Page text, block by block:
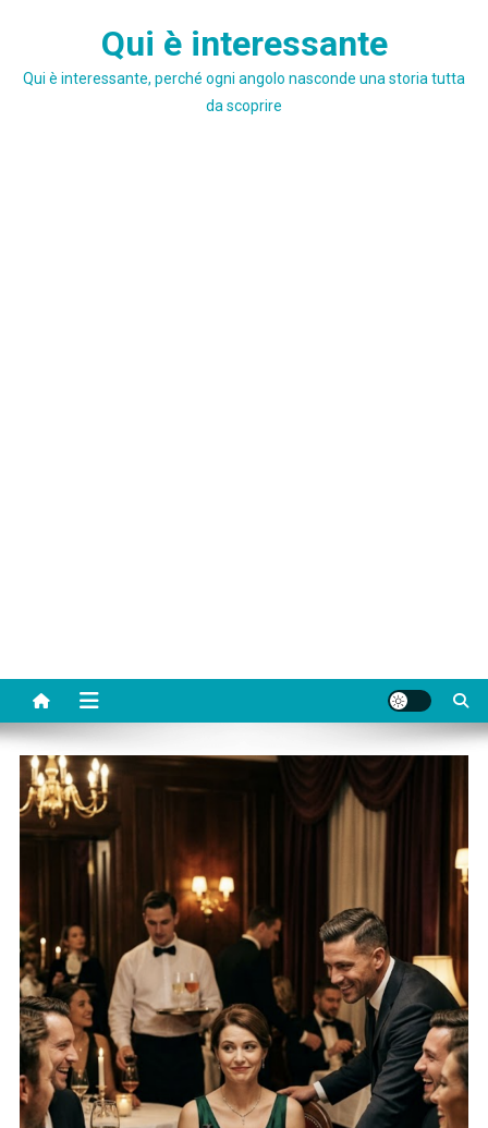
Qui è interessante
Qui è interessante, perché ogni angolo nasconde una storia tutta
da scoprire